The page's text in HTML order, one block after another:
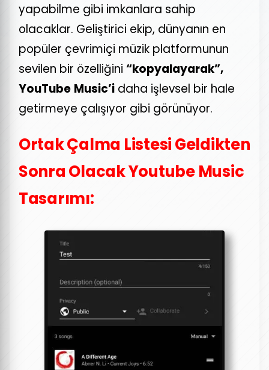
yapabilme gibi imkanlara sahip
olacaklar. Geliştirici ekip, dünyanın en
popüler çevrimiçi müzik platformunun
sevilen bir özelliğini “kopyalayarak”,
YouTube Music’i daha işlevsel bir hale
getirmeye çalışıyor gibi görünüyor.
Ortak Çalma Listesi Geldikten
Sonra Olacak Youtube Music
Tasarımı: